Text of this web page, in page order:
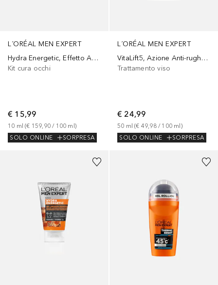
L´ORÉAL MEN EXPERT
Hydra Energetic, Effetto Anti-Borse e Anti-Occhiaie, con Estratto di Guaranà e Vitamina C, 10
Kit cura occhi
€ 15,99
10 ml (€ 159,90 / 100 ml )
SOLO ONLINE
SORPRESA
L´ORÉAL MEN EXPERT
VitaLift5, Azione Anti-rughe VitaLift5 per Combattere i Segni dell'Età, per Uomo, 50 ml
Trattamento viso
€ 24,99
50 ml (€ 49,98 / 100 ml )
SOLO ONLINE
SORPRESA